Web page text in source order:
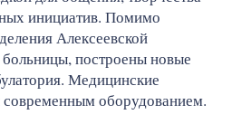
инициатив. Помимо
Алексеевской
построены новые
Медицинские
оборудованием.